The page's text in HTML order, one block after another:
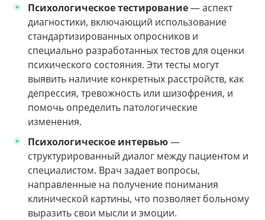
Психологическое тестирование— аспект
диагностики, включающий использование
стандартизированных опросников и
специально разработанных тестов для оценки
психического состояния. Эти тесты могут
выявить наличие конкретных расстройств, как
депрессия, тревожность или шизофрения, и
помочь определить патологические
изменения.
Психологическое интервью—
структурированный диалог между пациентом и
специалистом. Врач задает вопросы,
направленные на получение понимания
клинической картины, что позволяет больному
выразить свои мысли и эмоции.